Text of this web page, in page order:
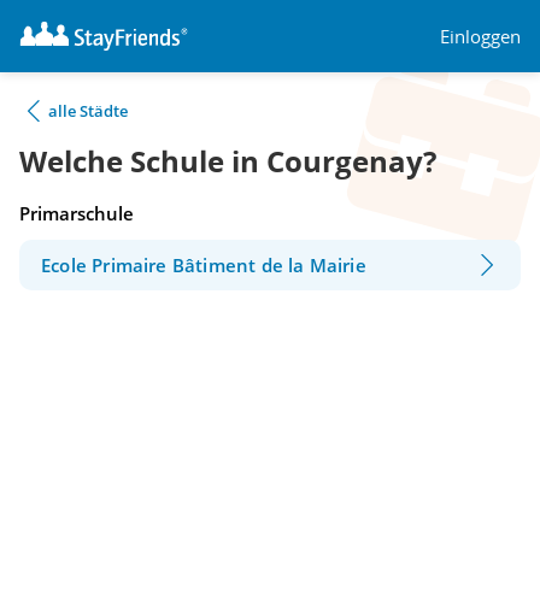
Einloggen
alle Städte
Welche Schule in Courgenay?
Primarschule
Ecole Primaire Bâtiment de la Mairie